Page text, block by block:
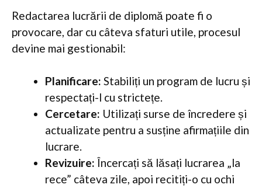
Redactarea lucrării de diplomă poate fi o
provocare, dar cu câteva sfaturi utile, procesul
devine mai gestionabil:
Planificare: Stabiliți un program de lucru și
respectați-l cu strictețe.
Cercetare: Utilizați surse de încredere și
actualizate pentru a susține afirmațiile din
lucrare.
Revizuire: Încercați să lăsați lucrarea „la
rece” câteva zile, apoi recitiți-o cu ochi